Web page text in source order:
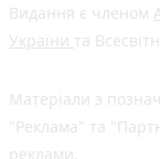
Видання є членом
України та
Матеріали з
"Реклама" та
реклами.